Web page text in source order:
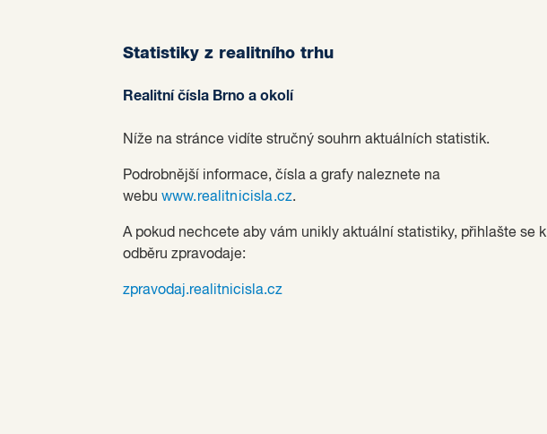
Statistiky z realitního trhu
Realitní čísla Brno a okolí
Níže na stránce vidíte stručný souhrn aktuálních statistik.
Podrobnější informace, čísla a grafy naleznete na
webu www.realitnicisla.cz.
A pokud nechcete aby vám unikly aktuální statistiky, přihlašte se k
odběru zpravodaje:
zpravodaj.realitnicisla.cz